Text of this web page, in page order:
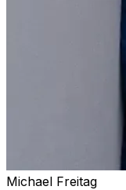
Michael Freitag